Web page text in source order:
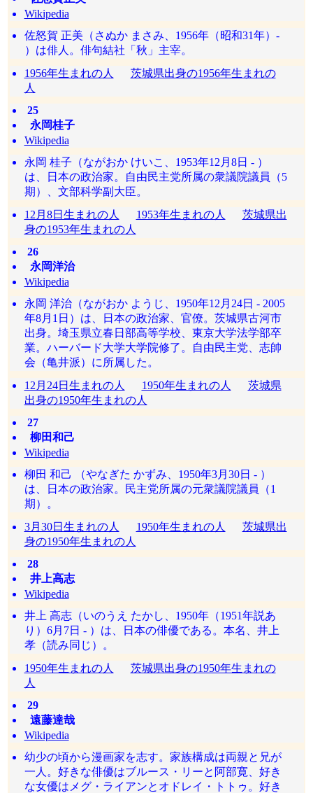
Wikipedia
佐怒賀 正美（さぬか まさみ、1956年（昭和31年）-
）は俳人。俳句結社「秋」主宰。
1956年生まれの人
茨城県出身の1956年生まれの
人
25
永岡桂子
Wikipedia
永岡 桂子（ながおか けいこ、1953年12月8日 - ）
は、日本の政治家。自由民主党所属の衆議院議員（5
期）、文部科学副大臣。
12月8日生まれの人
1953年生まれの人
茨城県出
身の1953年生まれの人
26
永岡洋治
Wikipedia
永岡 洋治（ながおか ようじ、1950年12月24日 - 2005
年8月1日）は、日本の政治家、官僚。茨城県古河市
出身。埼玉県立春日部高等学校、東京大学法学部卒
業。ハーバード大学大学院修了。自由民主党、志帥
会（亀井派）に所属した。
12月24日生まれの人
1950年生まれの人
茨城県
出身の1950年生まれの人
27
柳田和己
Wikipedia
柳田 和己 （やなぎた かずみ、1950年3月30日 - ）
は、日本の政治家。民主党所属の元衆議院議員（1
期）。
3月30日生まれの人
1950年生まれの人
茨城県出
身の1950年生まれの人
28
井上高志
Wikipedia
井上 高志（いのうえ たかし、1950年（1951年説あ
り）6月7日 - ）は、日本の俳優である。本名、井上
孝（読み同じ）。
1950年生まれの人
茨城県出身の1950年生まれの
人
29
遠藤達哉
Wikipedia
幼少の頃から漫画家を志す。家族構成は両親と兄が
一人。好きな俳優はブルース・リーと阿部寛、好き
な女優はメグ・ライアンとオドレイ・トトゥ。好き